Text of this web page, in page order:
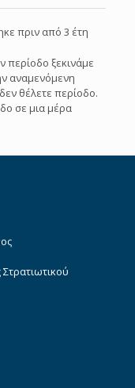
πριν από 3 έτη
περίοδο ξεκινάμε
αναμενόμενη
θέλετε περίοδο.
σε μια μέρα